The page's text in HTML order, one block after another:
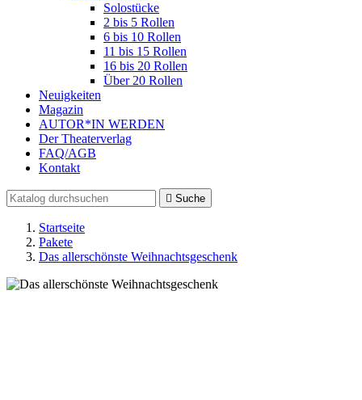
Solostücke
2 bis 5 Rollen
6 bis 10 Rollen
11 bis 15 Rollen
16 bis 20 Rollen
Über 20 Rollen
Neuigkeiten
Magazin
AUTOR*IN WERDEN
Der Theaterverlag
FAQ/AGB
Kontakt
 Suche
Startseite
Pakete
Das allerschönste Weihnachtsgeschenk